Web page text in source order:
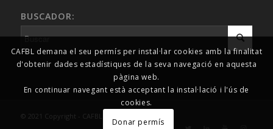
BUSCADOR:
© 2021 Copyright - CAFBL Comunicació
CAFBL demana el seu permís per instal·lar cookies amb la finalitat
d'obtenir dades estadístiques de la seva navegació en aquesta
pàgina web.
En continuar navegant està acceptant la instal·lació i l'ús de
cookies.
Donar permís